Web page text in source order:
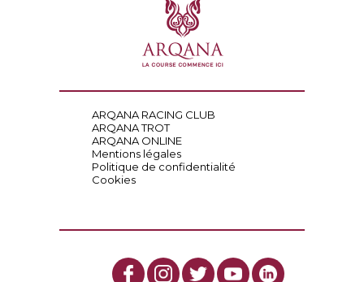
ARQANA RACING CLUB
ARQANA TROT
ARQANA ONLINE
Mentions légales
Politique de confidentialité
Cookies